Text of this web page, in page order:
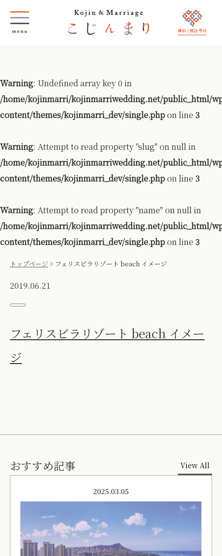
無料ご相談 予約
Warning: Undefined array key 0 in
/home/kojinmarri/kojinmarriwedding.net/public_html/
content/themes/kojinmarri_dev/single.phpon line 3
Warning: Attempt to read property "slug" on null in
/home/kojinmarri/kojinmarriwedding.net/public_html/
content/themes/kojinmarri_dev/single.phpon line 3
Warning: Attempt to read property "name" on null in
/home/kojinmarri/kojinmarriwedding.net/public_html/
content/themes/kojinmarri_dev/single.phpon line 3
トップページ > フェリスビラリゾート beach イメージ
2019.06.21
フェリスビラリゾート beach イメー
ジ
おすすめ記事 View All
2025.03.05